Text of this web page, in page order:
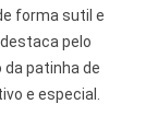
forma sutil e
pelo
patinha de
e especial.